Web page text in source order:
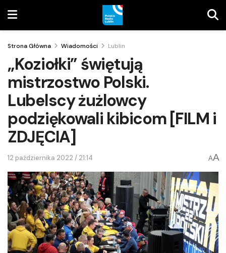
Strona Główna Wiadomości Lublin
„Koziołki” świętują
mistrzostwo Polski.
Lubelscy żużlowcy
podziękowali kibicom [FILM i
ZDJĘCIA]
12 października 2022 / 21:14 AA